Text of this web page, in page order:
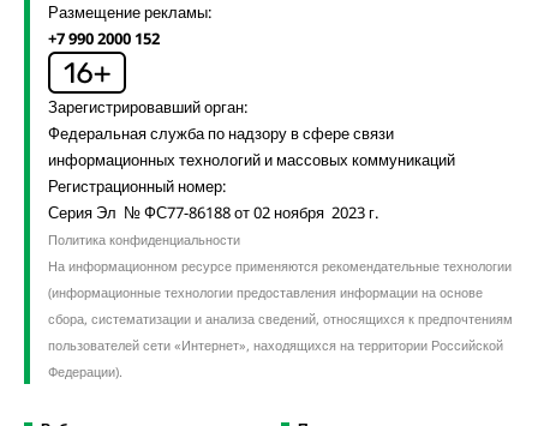
Размещение рекламы:
+7 990 2000 152
Зарегистрировавший орган:
Федеральная служба по надзору в сфере связи
информационных технологий и массовых коммуникаций
Регистрационный номер:
Серия Эл № ФС77-86188 от 02 ноября 2023 г.
Политика конфиденциальности
На информационном ресурсе применяются рекомендательные технологии
(информационные технологии предоставления информации на основе
сбора, систематизации и анализа сведений, относящихся к предпочтениям
пользователей сети «Интернет», находящихся на территории Российской
Федерации).